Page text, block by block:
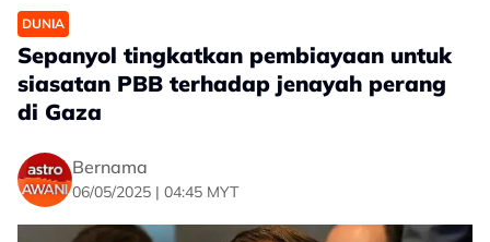
DUNIA
Sepanyol tingkatkan pembiayaan untuk
siasatan PBB terhadap jenayah perang
di Gaza
Bernama
06/05/2025 | 04:45 MYT